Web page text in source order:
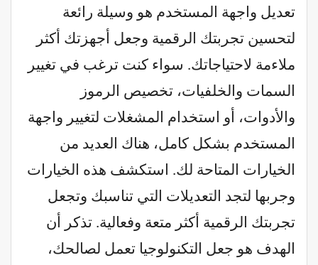
تعديل واجهة المستخدم هو وسيلة رائعة
لتحسين تجربتك الرقمية وجعل أجهزتك أكثر
ملاءمة لاحتياجاتك. سواء كنت ترغب في تغيير
السمات والخلفيات، تخصيص الرموز
والأدوات، أو استخدام المشغلات لتغيير واجهة
المستخدم بشكل كامل، هناك العديد من
الخيارات المتاحة لك. استكشف هذه الخيارات
وجربها لتجد التعديلات التي تناسبك وتجعل
تجربتك الرقمية أكثر متعة وفعالية. تذكر أن
الهدف هو جعل التكنولوجيا تعمل لصالحك،